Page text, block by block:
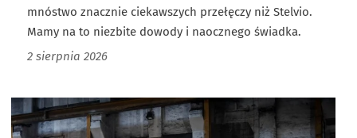
mnóstwo znacznie ciekawszych przełęczy niż Stelvio.
Mamy na to niezbite dowody i naocznego świadka.
2 sierpnia 2026